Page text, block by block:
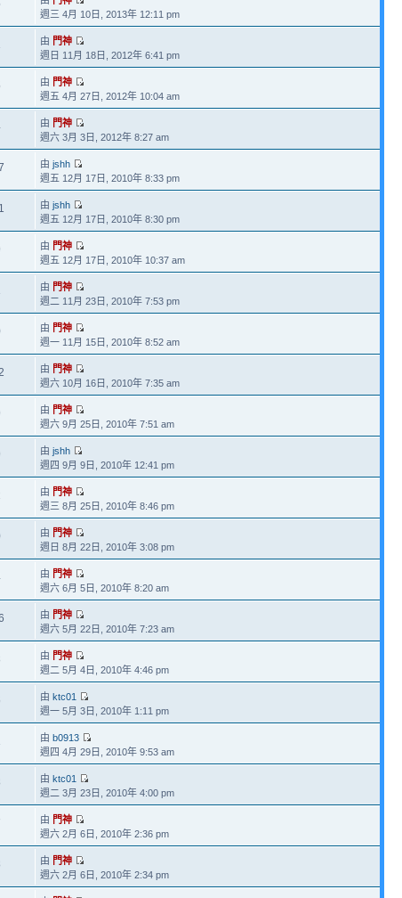
週三 4月 10日, 2013年 12:11 pm
由 門神
週日 11月 18日, 2012年 6:41 pm
由 門神
週五 4月 27日, 2012年 10:04 am
由 門神
週六 3月 3日, 2012年 8:27 am
由jshh
週五 12月 17日, 2010年 8:33 pm
由jshh
週五 12月 17日, 2010年 8:30 pm
由 門神
週五 12月 17日, 2010年 10:37 am
由 門神
週二 11月 23日, 2010年 7:53 pm
由 門神
週一 11月 15日, 2010年 8:52 am
由 門神
週六 10月 16日, 2010年 7:35 am
由 門神
週六 9月 25日, 2010年 7:51 am
由jshh
週四 9月 9日, 2010年 12:41 pm
由 門神
週三 8月 25日, 2010年 8:46 pm
由 門神
週日 8月 22日, 2010年 3:08 pm
由 門神
週六 6月 5日, 2010年 8:20 am
由 門神
週六 5月 22日, 2010年 7:23 am
由 門神
週二 5月 4日, 2010年 4:46 pm
由ktc01
週一 5月 3日, 2010年 1:11 pm
由b0913
週四 4月 29日, 2010年 9:53 am
由ktc01
週二 3月 23日, 2010年 4:00 pm
由 門神
週六 2月 6日, 2010年 2:36 pm
由 門神
週六 2月 6日, 2010年 2:34 pm